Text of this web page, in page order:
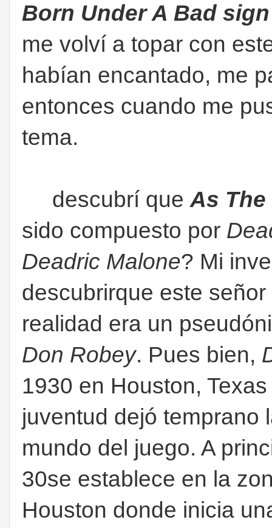
Born Under A Bad
me volví a topar con
habían encantado, me
entonces cuando me
tema.
descubrí que As
sido compuesto por
Deadric Malone? Mi
descubrirque este
realidad era un
Don Robey. Pues bien,
1930 en Houston,
juventud dejó temprano
mundo del juego. A
30se establece en la
Houston donde inicia